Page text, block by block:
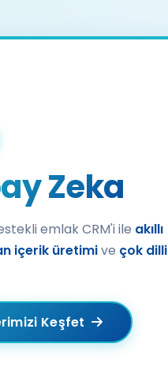
Zeka
emlak CRM'i ile akıllı
içerik üretimive çok dilli
Keşfet